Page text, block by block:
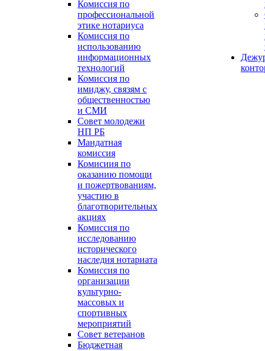
Комиссия по
профессиональной
этике нотариуса
Комиссия по
использованию
информационных
технологий
Комиссия по
имиджу, связям с
общественностью
и СМИ
Совет молодежи
НП РБ
Мандатная
комиссия
Комисиия по
оказанию помощи
и пожертвованиям,
участию в
благотворительных
акциях
Комиссия по
исследованию
исторического
наследия нотариата
Комиссия по
организации
культурно-
массовых и
спортивных
мероприятий
Совет ветеранов
Бюджетная